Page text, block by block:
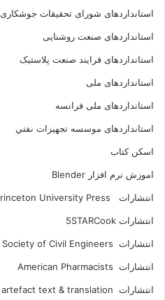
استانداردهای شورای تحقیقات جوشکاری
استانداردهای صنعت روشنایی
استانداردهای فرايند صنعت پلاستيک
استانداردهای ملی
استانداردهای ملی فرانسه
استانداردهای موسسه تجهيزات نفتي
اسکن کتاب
اموزش نرم افزار Blender
انتشارات Princeton University Press
انتشارات ‎ 5STARCook
انتشارات Amer Society of Civil Engineers
انتشارات American Pharmacists
انتشارات artefact text & translation